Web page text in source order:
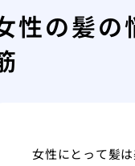
性の髪の
女性にとって髪